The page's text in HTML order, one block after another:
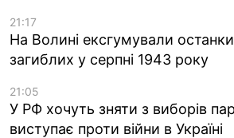
21:17
На Волині ексгумували
загиблих у серпні 1943 року
21:05
У РФ хочуть зняти з виборів
виступає проти війни в Україні